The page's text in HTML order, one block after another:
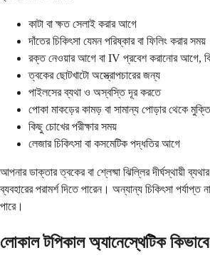
কাটা বা ক্ষত সেলাই করার আগে
দাঁতের চিকিৎসা যেমন পরিষ্কার বা ফিলিং করার সময়
রক্ত নেওয়ার আগে বা IV প্রবেশ করানোর আগে,
ত্বকের ছোটখাটো অস্ত্রোপচারের জন্য
পাইলসের ব্যথা ও অস্বস্তি দূর করতে
পোকা মাকড়ের কামড় বা সামান্য পোড়ার থেকে
কিছু চোখের পরীক্ষার সময়
লেজার চিকিৎসা বা কসমেটিক পদ্ধতির আগে
আপনার ডাক্তার ত্বকের বা শ্লেষ্মা ঝিল্লির দীর্ঘস্থায়ী
ব্যবহারের পরামর্শ দিতে পারেন। অন্যান্য চিকিৎসা পর্যাপ্ত
পারে।
লোকাল টপিকাল অ্যানেস্থেটিক